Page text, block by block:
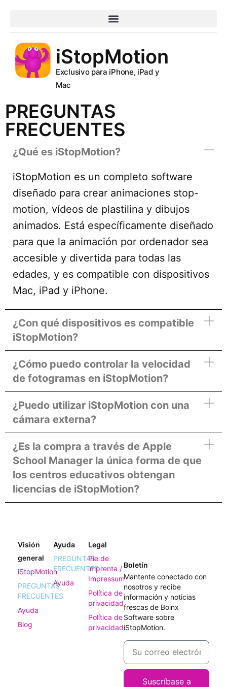
iStopMotion
Exclusivo para iPhone, iPad y
Mac
PREGUNTAS
FRECUENTES
¿Qué es iStopMotion?
iStopMotion es un completo software
diseñado para crear animaciones stop-
motion, vídeos de plastilina y dibujos
animados. Está específicamente diseñado
para que la animación por ordenador sea
accesible y divertida para todas las
edades, y es compatible con dispositivos
Mac, iPad y iPhone.
¿Con qué dispositivos es compatible
iStopMotion?
¿Cómo puedo controlar la velocidad
de fotogramas en iStopMotion?
¿Puedo utilizar iStopMotion con una
cámara externa?
¿Es la compra a través de Apple
School Manager la única forma de que
los centros educativos obtengan
licencias de iStopMotion?
Visión
general
iStopMotion
PREGUNTAS
FRECUENTES
Ayuda
Blog
Ayuda
PREGUNTAS
FRECUENTES
Ayuda
Legal
Pie de
imprenta /
Impressum
Política de
privacidad
Política de
privacidad
Boletín
Mantente conectado con
nosotros y recibe
información y noticias
frescas de Boinx
Software sobre
iStopMotion.
Suscríbase a